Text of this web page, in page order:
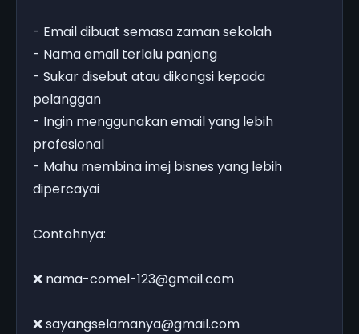
- Email dibuat semasa zaman sekolah
- Nama email terlalu panjang
- Sukar disebut atau dikongsi kepada
pelanggan
- Ingin menggunakan email yang lebih
profesional
- Mahu membina imej bisnes yang lebih
dipercayai
Contohnya:
❌ nama-comel-123@gmail.com
❌ sayangselamanya@gmail.com